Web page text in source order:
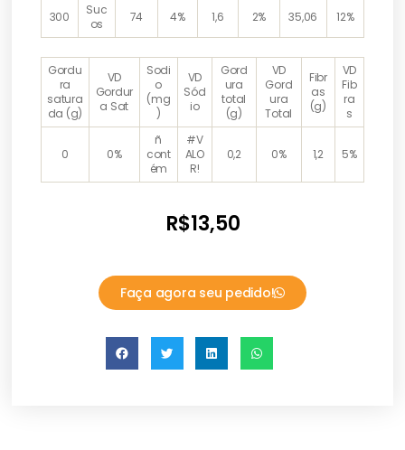
300
Suc
os
74 4% 1,6 2% 35,06 12%
Gordu
ra
satura
da (g)
VD
Gordur
a Sat
Sodi
o
(mg
)
VD
Sód
io
Gord
ura
total
(g)
VD
Gord
ura
Total
Fibr
as
(g)
VD
Fib
ra
s
0 0%
ñ
cont
ém
#V
ALO
R!
0,2 0% 1,2 5%
R$13,50
Faça agora seu pedido!